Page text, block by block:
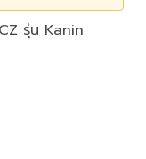
รุ่น Kanin